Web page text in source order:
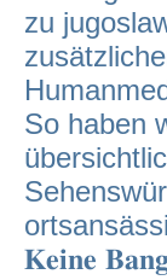
zu
So haben
𝐊𝐞𝐢𝐧𝐞